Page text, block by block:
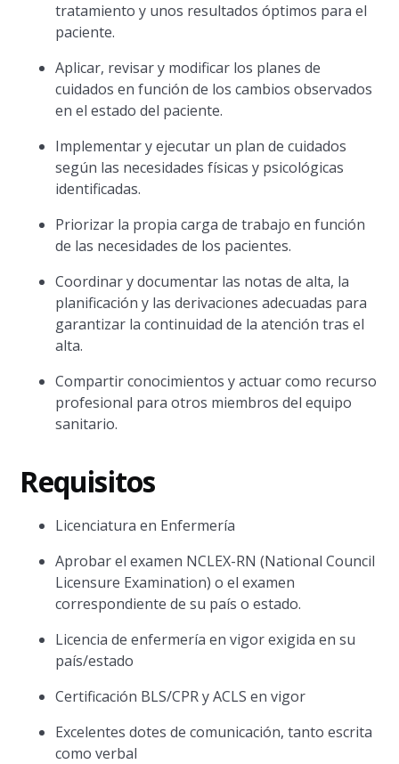
tratamiento y unos resultados óptimos para el
paciente.
Aplicar, revisar y modificar los planes de
cuidados en función de los cambios observados
en el estado del paciente.
Implementar y ejecutar un plan de cuidados
según las necesidades físicas y psicológicas
identificadas.
Priorizar la propia carga de trabajo en función
de las necesidades de los pacientes.
Coordinar y documentar las notas de alta, la
planificación y las derivaciones adecuadas para
garantizar la continuidad de la atención tras el
alta.
Compartir conocimientos y actuar como recurso
profesional para otros miembros del equipo
sanitario.
Requisitos
Licenciatura en Enfermería
Aprobar el examen NCLEX-RN (National Council
Licensure Examination) o el examen
correspondiente de su país o estado.
Licencia de enfermería en vigor exigida en su
país/estado
Certificación BLS/CPR y ACLS en vigor
Excelentes dotes de comunicación, tanto escrita
como verbal